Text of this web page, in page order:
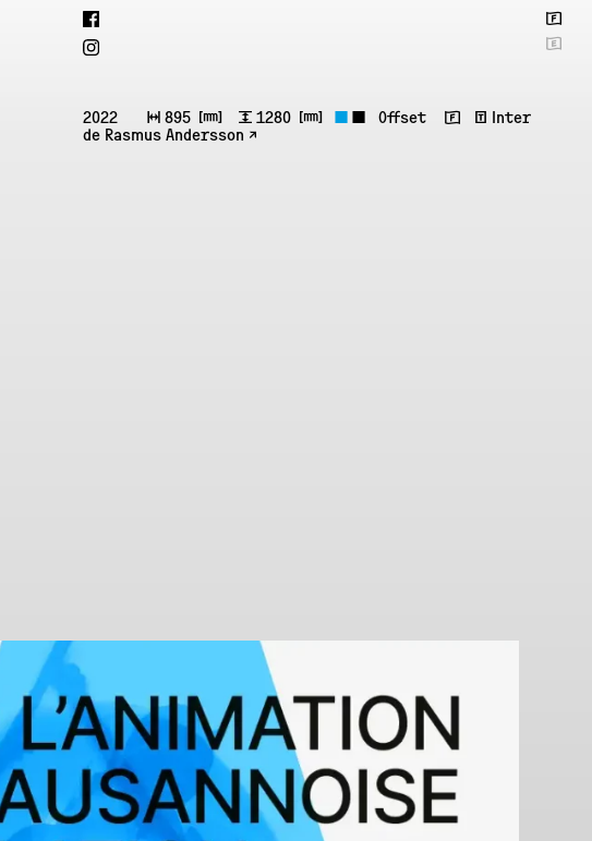
🇫
🇬
2022 ↔ 895 ㎜ ↕ 1280 ㎜ ◼ ◼ Offset🇫 ʧ Inter
de Rasmus Andersson ↗︎